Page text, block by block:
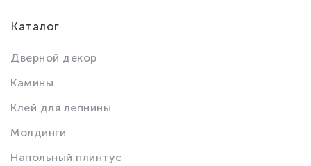
Каталог
Дверной декор
Камины
Клей для лепнины
Молдинги
Напольный плинтус